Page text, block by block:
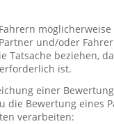
und/oder
beziehen,
ist.
einer
Bewertung eines
verarbeiten: